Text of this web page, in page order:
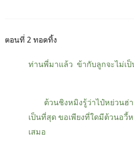
ตอนที่ 2 ทอดทิ้ง
ท่านพี่มาแล้ว ข้ากับลูกจะไม่เป็
ต้วนชิงหมิงรู้ว่าไป๋หย่วนฮ่
เป็นที่สุด ขอเพียงที่ใดมีต้วนอวี้
เสมอ